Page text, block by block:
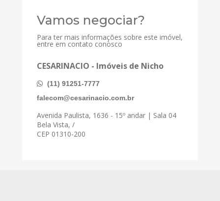
Vamos negociar?
Para ter mais informações sobre este imóvel,
entre em contato conosco
CESARINACIO - Imóveis de Nicho
(11) 91251-7777
falecom@cesarinacio.com.br
Avenida Paulista, 1636 - 15º andar | Sala 04
Bela Vista, /
CEP 01310-200